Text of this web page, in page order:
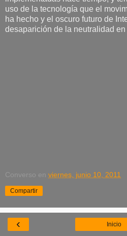
uso de la tecnología que el
ha hecho y el oscuro futuro de
desaparición de la neutralidad en
Converso en viernes, junio 10, 2011
Compartir
‹ Inicio